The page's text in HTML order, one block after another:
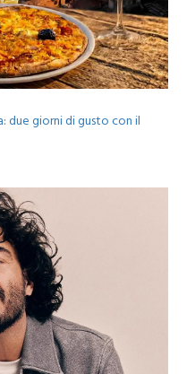
giorni di gusto con il